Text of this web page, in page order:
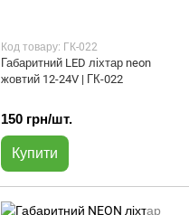
Код товару: ГК-022
Габаритний LED ліхтар neon
жовтий 12-24V | ГК-022
150 грн/шт.
Купити